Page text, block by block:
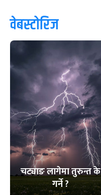
वेबस्टोरिज
चट्याङ लागेमा तुरुन्त के
गर्ने ?